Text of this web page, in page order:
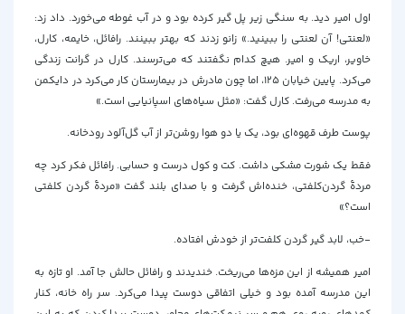
اول امیر دید. به سنگی زیر پل گیر کرده بود و در آب غوطه می‌خورد. داد زد:
«لعنتی! آن لعنتی را ببینید.» زانو زدند که بهتر ببینند. رافائل، خایمه، کارل،
خاویر، اریک و امیر. هیچ کدام نگفتند که می‌ترسند. کارل در گرانت زندگی
می‌کرد. پایین خیابان ۱۲۵، اما چون مادرش در بیمارستان کار می‌کرد در دایکمن
به مدرسه می‌رفت. کارل گفت: «مثل سیاه‌های اسپانیایی است.»
پوست طرف قهوه‌ای بود، یک یا دو هوا روشن‌تر از آب گل‌آلود رودخانه.
فقط یک شورت مشکی داشت. کت و کول درست و حسابی. رافائل فکر کرد چه
مردهٔ گردن‌کلفتی، خنده‌اش گرفت و با صدای بلند گفت «مردهٔ گردن کلفتی
است؟»
-خب، لابد گیر گردن کلفت‌تر از خودش افتاده.
امیر همیشه از این مزه‌ها می‌ریخت. خندیدند و رافائل حالش جا آمد. او تازه به
این مدرسه آمده بود و خیلی اتفاقی دوست پیدا می‌کرد. سر راه خانه، کنار